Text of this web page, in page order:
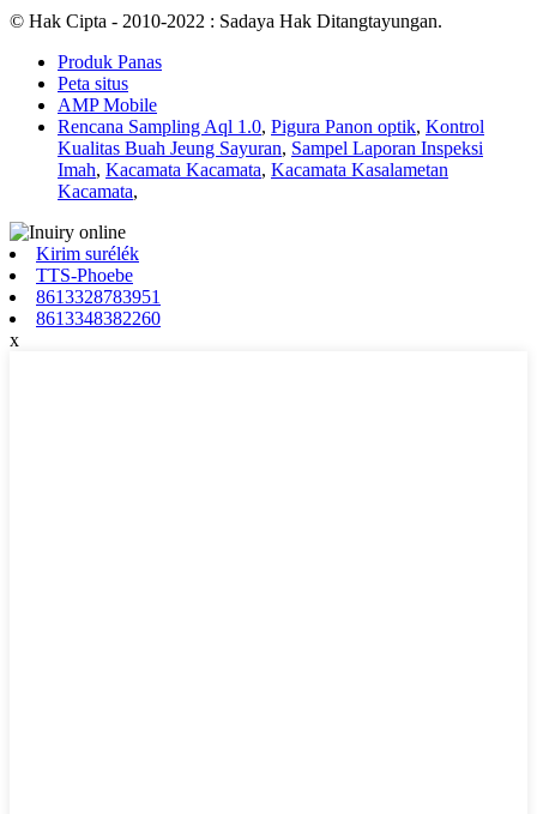
© Hak Cipta - 2010-2022 : Sadaya Hak Ditangtayungan.
Produk Panas
Peta situs
AMP Mobile
Rencana Sampling Aql 1.0, Pigura Panon optik, Kontrol
Kualitas Buah Jeung Sayuran, Sampel Laporan Inspeksi
Imah, Kacamata Kacamata, Kacamata Kasalametan
Kacamata,
Kirim surélék
TTS-Phoebe
8613328783951
8613348382260
x